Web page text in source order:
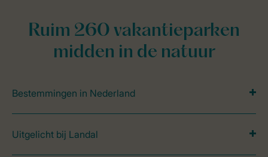
Ruim 260 vakantieparken
midden in de natuur
Bestemmingen in Nederland
Uitgelicht bij Landal